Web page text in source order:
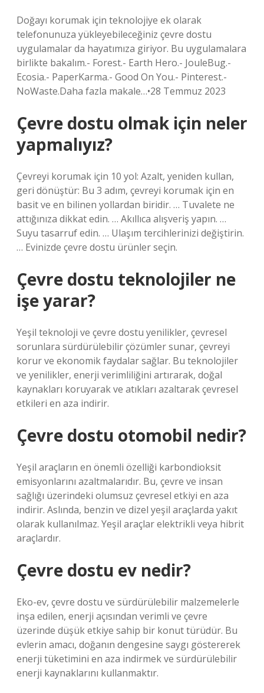
Doğayı korumak için teknolojiye ek olarak
telefonunuza yükleyebileceğiniz çevre dostu
uygulamalar da hayatımıza giriyor. Bu uygulamalara
birlikte bakalım.- Forest.- Earth Hero.- JouleBug.-
Ecosia.- PaperKarma.- Good On You.- Pinterest.-
NoWaste.Daha fazla makale…•28 Temmuz 2023
Çevre dostu olmak için neler
yapmalıyız?
Çevreyi korumak için 10 yol: Azalt, yeniden kullan,
geri dönüştür: Bu 3 adım, çevreyi korumak için en
basit ve en bilinen yollardan biridir. … Tuvalete ne
attığınıza dikkat edin. … Akıllıca alışveriş yapın. …
Suyu tasarruf edin. … Ulaşım tercihlerinizi değiştirin.
… Evinizde çevre dostu ürünler seçin.
Çevre dostu teknolojiler ne
işe yarar?
Yeşil teknoloji ve çevre dostu yenilikler, çevresel
sorunlara sürdürülebilir çözümler sunar, çevreyi
korur ve ekonomik faydalar sağlar. Bu teknolojiler
ve yenilikler, enerji verimliliğini artırarak, doğal
kaynakları koruyarak ve atıkları azaltarak çevresel
etkileri en aza indirir.
Çevre dostu otomobil nedir?
Yeşil araçların en önemli özelliği karbondioksit
emisyonlarını azaltmalarıdır. Bu, çevre ve insan
sağlığı üzerindeki olumsuz çevresel etkiyi en aza
indirir. Aslında, benzin ve dizel yeşil araçlarda yakıt
olarak kullanılmaz. Yeşil araçlar elektrikli veya hibrit
araçlardır.
Çevre dostu ev nedir?
Eko-ev, çevre dostu ve sürdürülebilir malzemelerle
inşa edilen, enerji açısından verimli ve çevre
üzerinde düşük etkiye sahip bir konut türüdür. Bu
evlerin amacı, doğanın dengesine saygı göstererek
enerji tüketimini en aza indirmek ve sürdürülebilir
enerji kaynaklarını kullanmaktır.